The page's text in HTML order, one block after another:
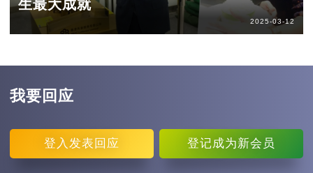
生最大成就
2025-03-12
我要回应
登入 发表回应 登记成为新会员